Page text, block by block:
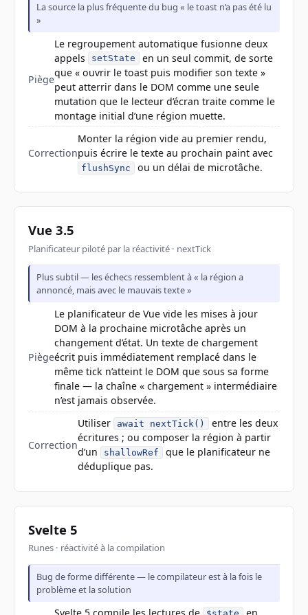
La source la plus fréquente du bug « le toast n’a pas été lu
»
Piège
Le regroupement automatique fusionne deux
appels
setState
en un seul commit, de sorte
que « ouvrir le toast puis modifier son texte »
peut atterrir dans le DOM comme une seule
mutation que le lecteur d’écran traite comme le
montage initial d’une région muette.
Correction
Monter la région vide au premier rendu,
puis écrire le texte au prochain paint avec
flushSync ou un délai de microtâche.
Vue 3.5
Planificateur piloté par la réactivité · nextTick
Plus subtil — les échecs ressemblent à « la région a
annoncé, mais avec le mauvais texte »
Piège
Le planificateur de Vue vide les mises à jour
DOM à la prochaine microtâche après un
changement d’état. Un texte de chargement
écrit puis immédiatement remplacé dans le
même tick n’atteint le DOM que sous sa forme
finale — la chaîne « chargement » intermédiaire
n’est jamais observée.
Correction
Utiliser await nextTick()
entre les deux
écritures ; ou composer la région à partir
d’un
shallowRef
que le planificateur ne
déduplique pas.
Svelte 5
Runes · réactivité à la compilation
Bug de forme différente — le compilateur est à la fois le
problème et la solution